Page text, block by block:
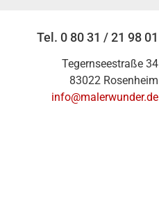
Tel. 0 80 31 / 21 98 01
Tegernseestraße 34
83022 Rosenheim
info@malerwunder.de